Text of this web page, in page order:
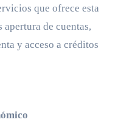
que ofrece esta
de cuentas,
y acceso a créditos